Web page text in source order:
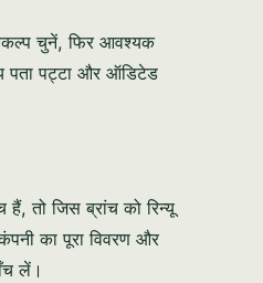
चुनें, फिर आवश्यक
पता पट्टा और ऑडिटेड
तो जिस ब्रांच को रिन्यू
का पूरा विवरण और
लें।